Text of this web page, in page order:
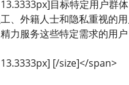
目标特定用户群
、外籍人士和隐私重视的
力服务这些特定需求的用
[/size]</span>